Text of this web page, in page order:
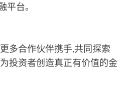
平台。
多合作伙伴携手,共同探索
投资者创造真正有价值的金